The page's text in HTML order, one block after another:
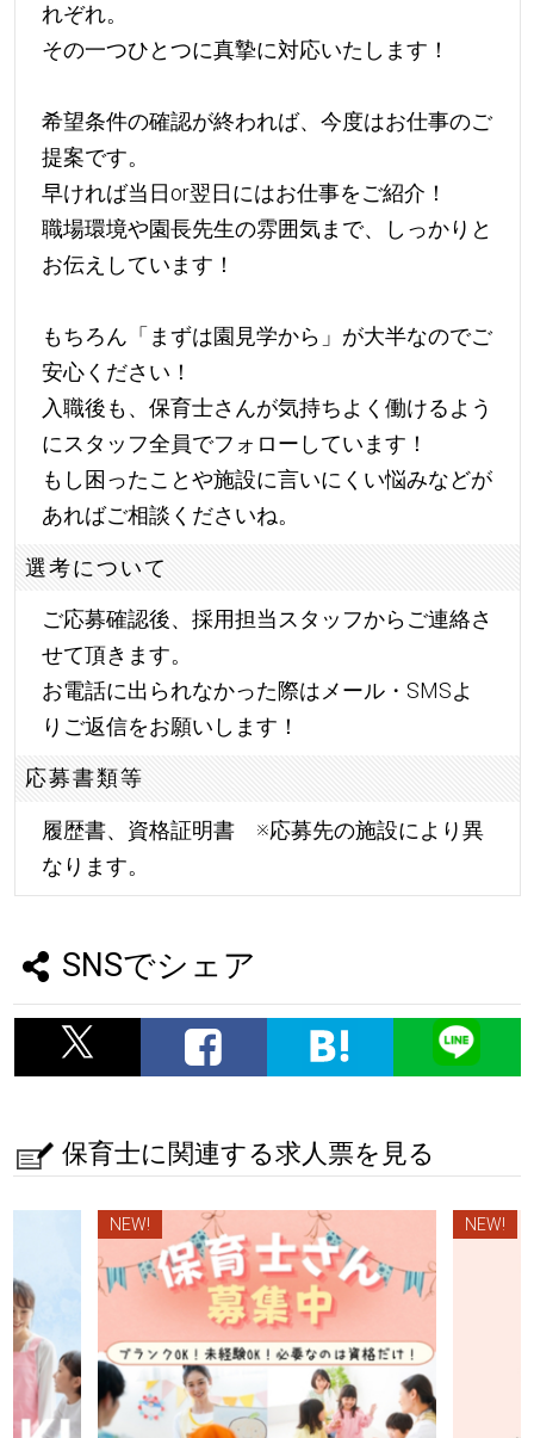
れぞれ。
その一つひとつに真摯に対応いたします！
希望条件の確認が終われば、今度はお仕事のご
提案です。
早ければ当日or翌日にはお仕事をご紹介！
職場環境や園長先生の雰囲気まで、しっかりと
お伝えしています！
もちろん「まずは園見学から」が大半なのでご
安心ください！
入職後も、保育士さんが気持ちよく働けるよう
にスタッフ全員でフォローしています！
もし困ったことや施設に言いにくい悩みなどが
あればご相談くださいね。
選考について
ご応募確認後、採用担当スタッフからご連絡さ
せて頂きます。
お電話に出られなかった際はメール・SMSよ
りご返信をお願いします！
応募書類等
履歴書、資格証明書 ※応募先の施設により異
なります。
SNSでシェア
保育士に関連する求人票を見る
NEW! NEW!